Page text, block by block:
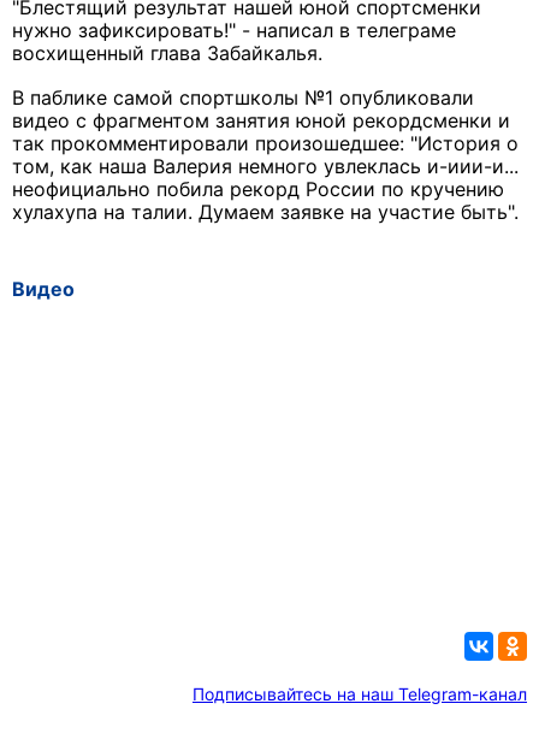
"Блестящий результат нашей юной спортсменки
нужно зафиксировать!" - написал в телеграме
восхищенный глава Забайкалья.
В паблике самой спортшколы №1 опубликовали
видео с фрагментом занятия юной рекордсменки и
так прокомментировали произошедшее: "История о
том, как наша Валерия немного увлеклась и-иии-и...
неофициально побила рекорд России по кручению
хулахупа на талии. Думаем заявке на участие быть".
Видео
Подписывайтесь на наш Telegram-канал